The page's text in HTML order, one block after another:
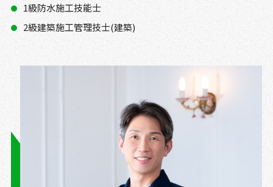
1級防水施工技能士
2級建築施工管理技士(建築)